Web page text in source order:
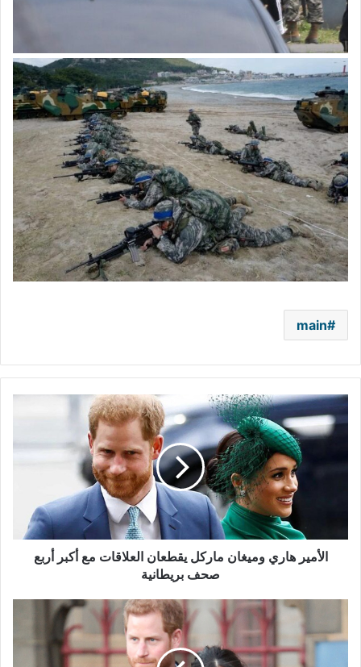
main
الأمير
هاري
وميغان
أربع
صحفالأمير هاري وميغان ماركل يقطعان العلاقات مع أكبر أربع
صحف بريطانية
يهاجمان